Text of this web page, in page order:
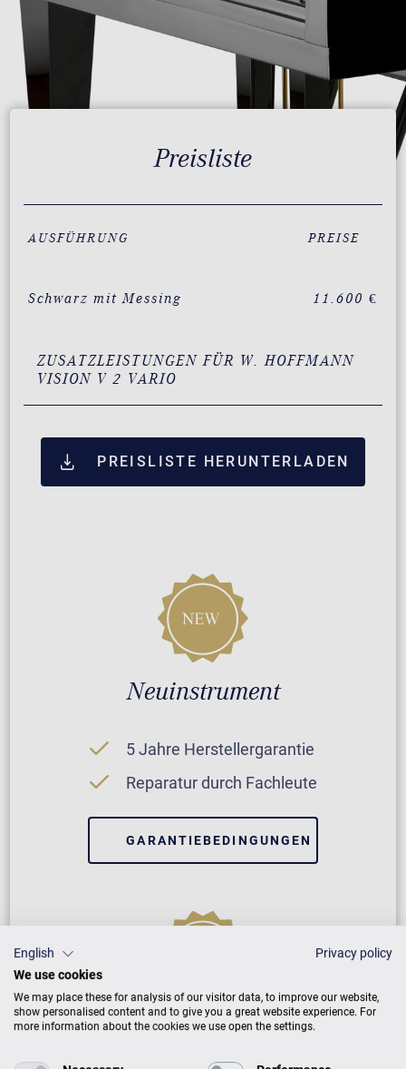
Preisliste
AUSFÜHRUNG PREISE
Schwarz mit Messing 11.600 €
ZUSATZLEISTUNGEN FÜR W. HOFFMANN
VISION V 2 VARIO
PREISLISTE HERUNTERLADEN
Neuinstrument
5 Jahre Herstellergarantie
Reparatur durch Fachleute
GARANTIEBEDINGUNGEN
VARIO Digitalsystem
English
Privacy policy
We use cookies
We may place these for analysis of our visitor data, to improve our website,
show personalised content and to give you a great website experience. For
more information about the cookies we use open the settings.